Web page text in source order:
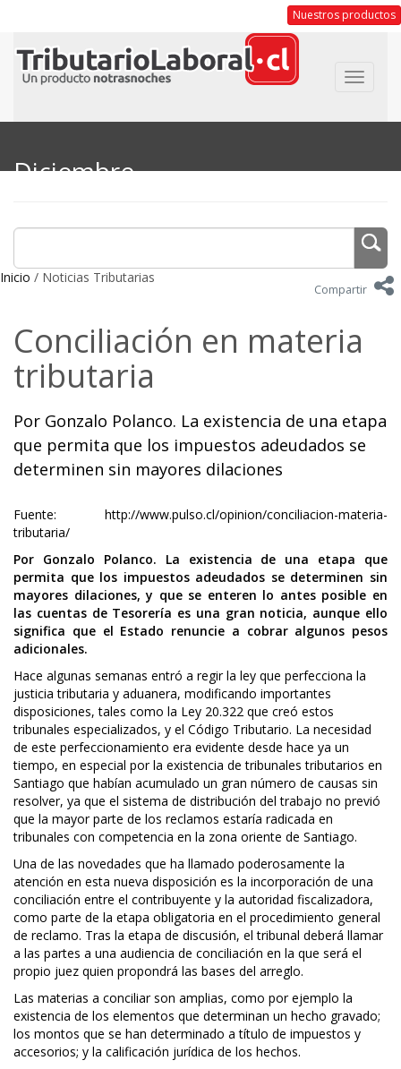
Nuestros productos
Toggle
Diciembre
Inicio / Noticias Tributarias
Compartir
Conciliación en materia
tributaria
Por Gonzalo Polanco. La existencia de una etapa
que permita que los impuestos adeudados se
determinen sin mayores dilaciones
Fuente: http://www.pulso.cl/opinion/conciliacion-materia-
tributaria/
Por Gonzalo Polanco. La existencia de una etapa que
permita que los impuestos adeudados se determinen sin
mayores dilaciones, y que se enteren lo antes posible en
las cuentas de Tesorería es una gran noticia, aunque ello
significa que el Estado renuncie a cobrar algunos pesos
adicionales.
Hace algunas semanas entró a regir la ley que perfecciona la
justicia tributaria y aduanera, modificando importantes
disposiciones, tales como la Ley 20.322 que creó estos
tribunales especializados, y el Código Tributario. La necesidad
de este perfeccionamiento era evidente desde hace ya un
tiempo, en especial por la existencia de tribunales tributarios en
Santiago que habían acumulado un gran número de causas sin
resolver, ya que el sistema de distribución del trabajo no previó
que la mayor parte de los reclamos estaría radicada en
tribunales con competencia en la zona oriente de Santiago.
Una de las novedades que ha llamado poderosamente la
atención en esta nueva disposición es la incorporación de una
conciliación entre el contribuyente y la autoridad fiscalizadora,
como parte de la etapa obligatoria en el procedimiento general
de reclamo. Tras la etapa de discusión, el tribunal deberá llamar
a las partes a una audiencia de conciliación en la que será el
propio juez quien propondrá las bases del arreglo.
Las materias a conciliar son amplias, como por ejemplo la
existencia de los elementos que determinan un hecho gravado;
los montos que se han determinado a título de impuestos y
accesorios; y la calificación jurídica de los hechos.